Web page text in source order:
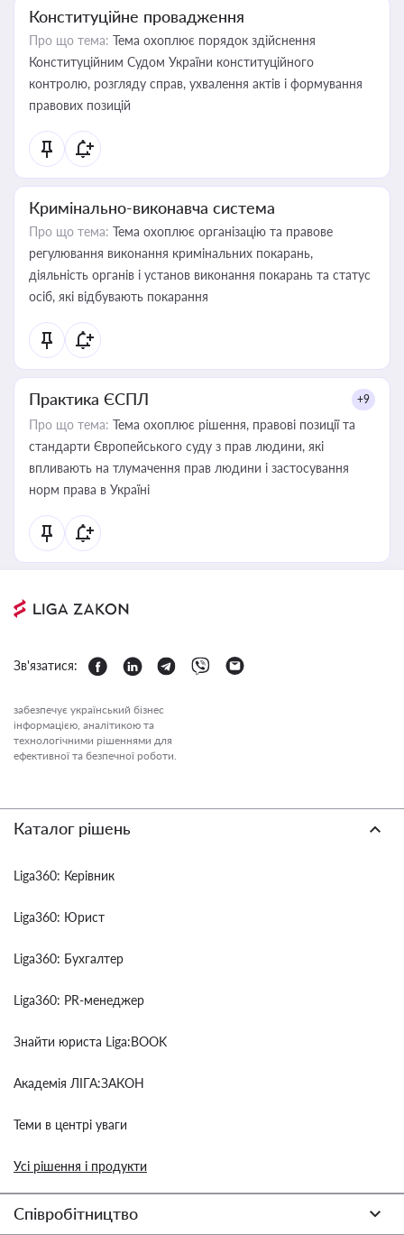
Конституційне провадження
Про що тема: Тема охоплює порядок здійснення
Конституційним Судом України конституційного
контролю, розгляду справ, ухвалення актів і формування
правових позицій
Кримінально-виконавча система
Про що тема: Тема охоплює організацію та правове
регулювання виконання кримінальних покарань,
діяльність органів і установ виконання покарань та статус
осіб, які відбувають покарання
Практика ЄСПЛ +9
Про що тема: Тема охоплює рішення, правові позиції та
стандарти Європейського суду з прав людини, які
впливають на тлумачення прав людини і застосування
норм права в Україні
Зв'язатися:
забезпечує український бізнес
інформацією, аналітикою та
технологічними рішеннями для
ефективної та безпечної роботи.
Каталог рішень
Liga360: Керівник
Liga360: Юрист
Liga360: Бухгалтер
Liga360: PR-менеджер
Знайти юриста Liga:BOOK
Академія ЛІГА:ЗАКОН
Теми в центрі уваги
Усі рішення і продукти
Співробітництво